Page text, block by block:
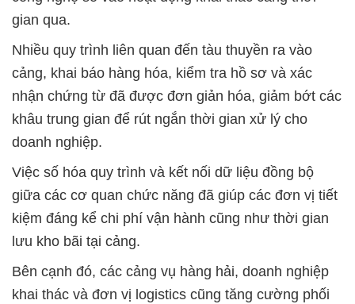
gian qua.
Nhiều quy trình liên quan đến tàu thuyền ra vào
cảng, khai báo hàng hóa, kiểm tra hồ sơ và xác
nhận chứng từ đã được đơn giản hóa, giảm bớt các
khâu trung gian để rút ngắn thời gian xử lý cho
doanh nghiệp.
Việc số hóa quy trình và kết nối dữ liệu đồng bộ
giữa các cơ quan chức năng đã giúp các đơn vị tiết
kiệm đáng kể chi phí vận hành cũng như thời gian
lưu kho bãi tại cảng.
Bên cạnh đó, các cảng vụ hàng hải, doanh nghiệp
khai thác và đơn vị logistics cũng tăng cường phối